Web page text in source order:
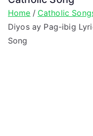
Home
Catholic
Diyos ay Pag-ibig
Song